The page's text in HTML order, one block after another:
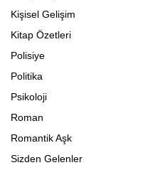
Kişisel Gelişim
Kitap Özetleri
Polisiye
Politika
Psikoloji
Roman
Romantik Aşk
Sizden Gelenler